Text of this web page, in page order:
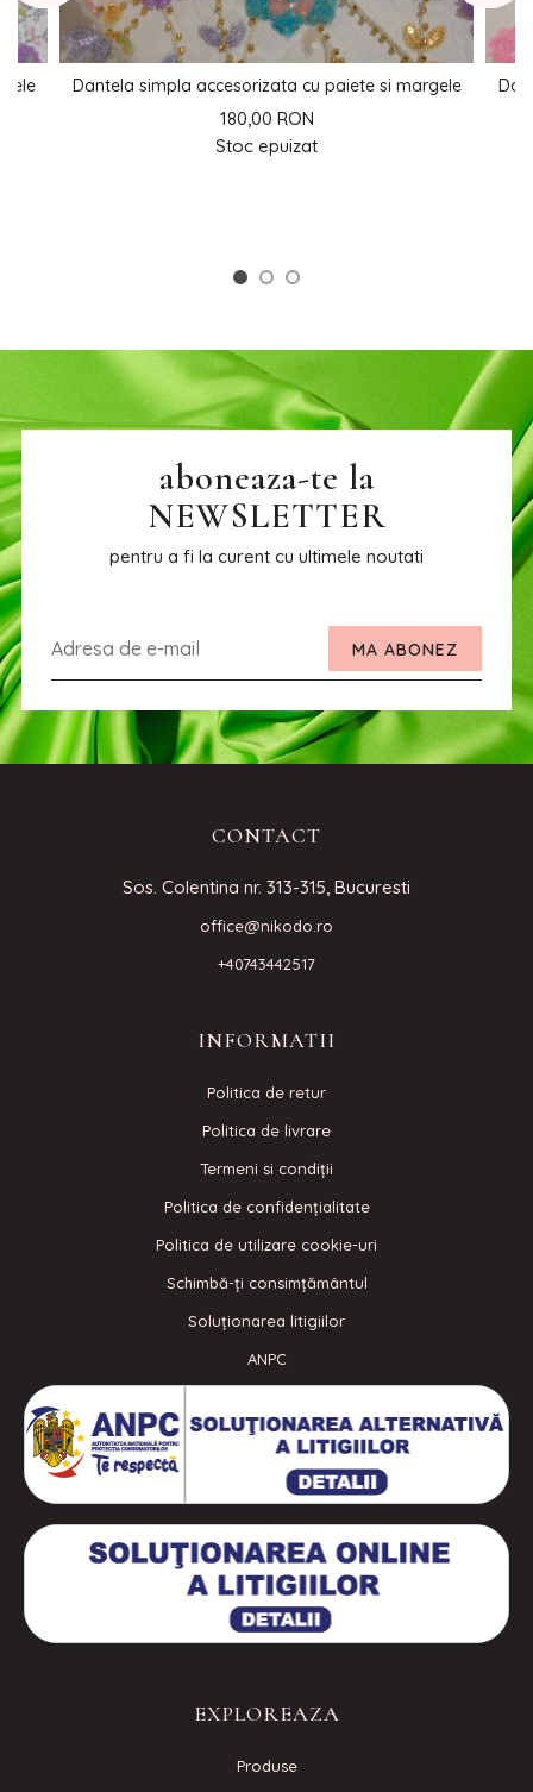
Dantela simpla accesorizata cu paiete si margele
180,00 RON
Stoc epuizat
aboneaza-te la
NEWSLETTER
pentru a fi la curent cu ultimele noutati
MA ABONEZ
CONTACT
Sos. Colentina nr. 313-315, Bucuresti
office@nikodo.ro
+40743442517
INFORMATII
Politica de retur
Politica de livrare
Termeni si condiţii
Politica de confidenţialitate
Politica de utilizare cookie-uri
Schimbă-ți consimțământul
Soluționarea litigiilor
ANPC
EXPLOREAZA
Produse